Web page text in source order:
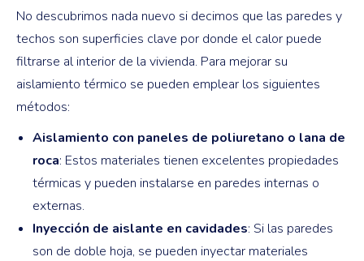
No descubrimos nada nuevo si decimos que las paredes y
techos son superficies clave por donde el calor puede
filtrarse al interior de la vivienda. Para mejorar su
aislamiento térmico se pueden emplear los siguientes
métodos:
Aislamiento con paneles de poliuretano o lana de
roca: Estos materiales tienen excelentes propiedades
térmicas y pueden instalarse en paredes internas o
externas.
Inyección de aislante en cavidades: Si las paredes
son de doble hoja, se pueden inyectar materiales